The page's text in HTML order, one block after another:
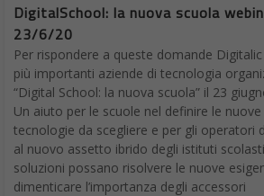
DigitalSchool: la nuova scuola
23/6/20
Per rispondere a queste domande
più importanti aziende di tecnologia
“Digital School: la nuova scuola” il 23
Un aiuto per le scuole nel definire le
tecnologie da scegliere e per gli operatori
al nuovo assetto ibrido degli istituti
soluzioni possano risolvere le nuove
dimenticare l’importanza degli accessori